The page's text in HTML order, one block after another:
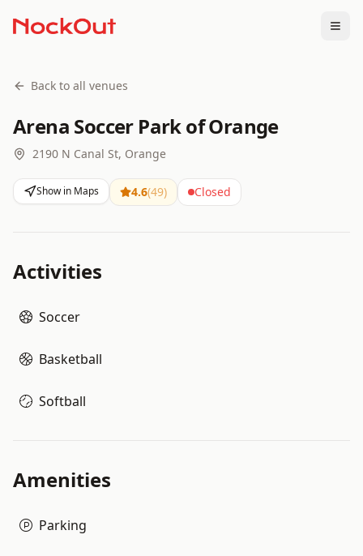
Back to all venues
Arena Soccer Park of Orange
2190 N Canal St, Orange
Show in Maps 4.6(49) Closed
Activities
Soccer
Basketball
Softball
Amenities
Parking